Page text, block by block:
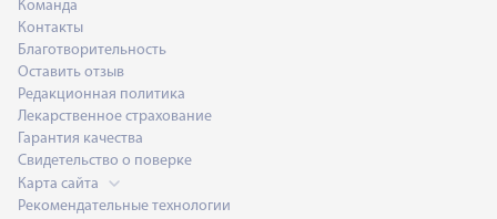
Команда
Контакты
Благотворительность
Оставить отзыв
Редакционная политика
Лекарственное страхование
Гарантия качества
Свидетельство о поверке
Карта сайта
Рекомендательные технологии